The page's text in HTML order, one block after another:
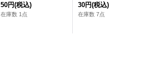
50円(税込)
在庫数 1点
30円(税込)
在庫数 7点